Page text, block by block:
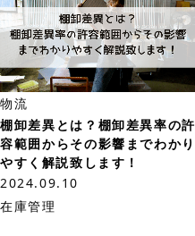
物流
棚卸差異とは？棚卸差異率の許
容範囲からその影響までわかり
やすく解説致します！
2024.09.10
在庫管理